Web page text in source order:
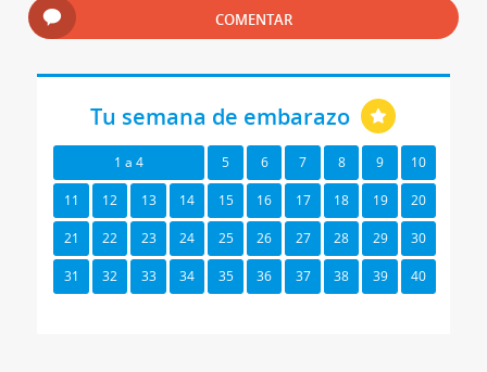
COMENTAR
Tu semana de embarazo
1 a 4 5 6 7 8 9 10
11 12 13 14 15 16 17 18 19 20
21 22 23 24 25 26 27 28 29 30
31 32 33 34 35 36 37 38 39 40